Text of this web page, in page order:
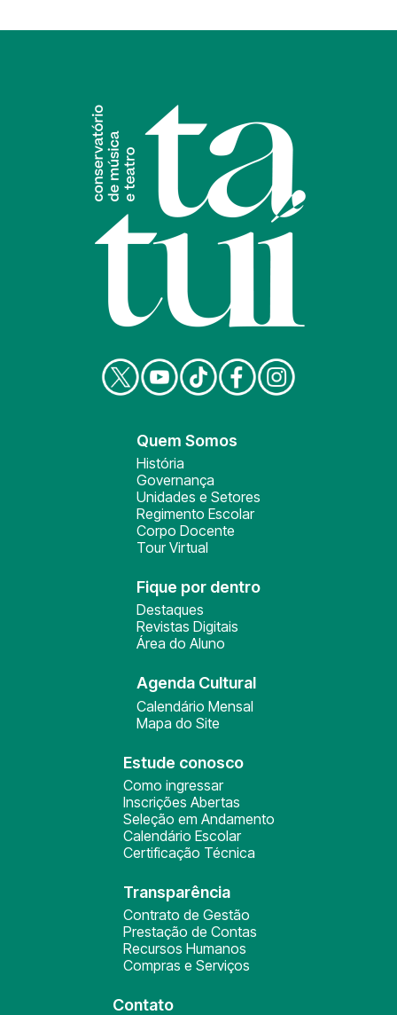
Quem Somos
História
Governança
Unidades e Setores
Regimento Escolar
Corpo Docente
Tour Virtual
Fique por dentro
Destaques
Revistas Digitais
Área do Aluno
Agenda Cultural
Calendário Mensal
Mapa do Site
Estude conosco
Como ingressar
Inscrições Abertas
Seleção em Andamento
Calendário Escolar
Certificação Técnica
Transparência
Contrato de Gestão
Prestação de Contas
Recursos Humanos
Compras e Serviços
Contato